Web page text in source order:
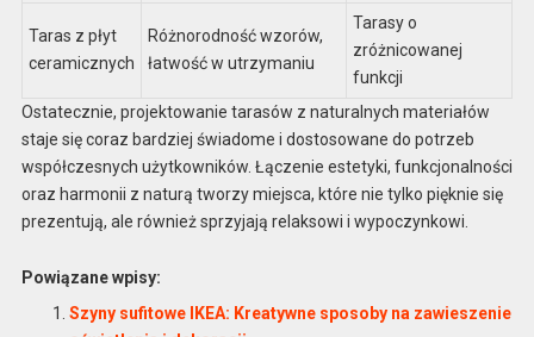
Taras z płyt
ceramicznych
Różnorodność wzorów,
łatwość w utrzymaniu
Tarasy o
zróżnicowanej
funkcji
Ostatecznie, projektowanie tarasów z naturalnych materiałów
staje się coraz bardziej świadome i dostosowane do potrzeb
współczesnych użytkowników. Łączenie estetyki, funkcjonalności
oraz harmonii z naturą tworzy miejsca, które nie tylko pięknie się
prezentują, ale również sprzyjają relaksowi i wypoczynkowi.
Powiązane wpisy:
Szyny sufitowe IKEA: Kreatywne sposoby na zawieszenie